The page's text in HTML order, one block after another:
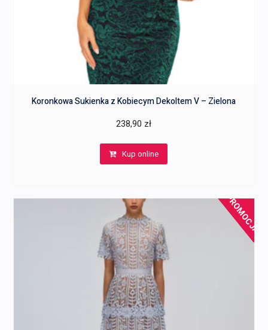
Koronkowa Sukienka z Kobiecym Dekoltem V – Zielona
238,90 zł
Kup online
PROMOCJA!